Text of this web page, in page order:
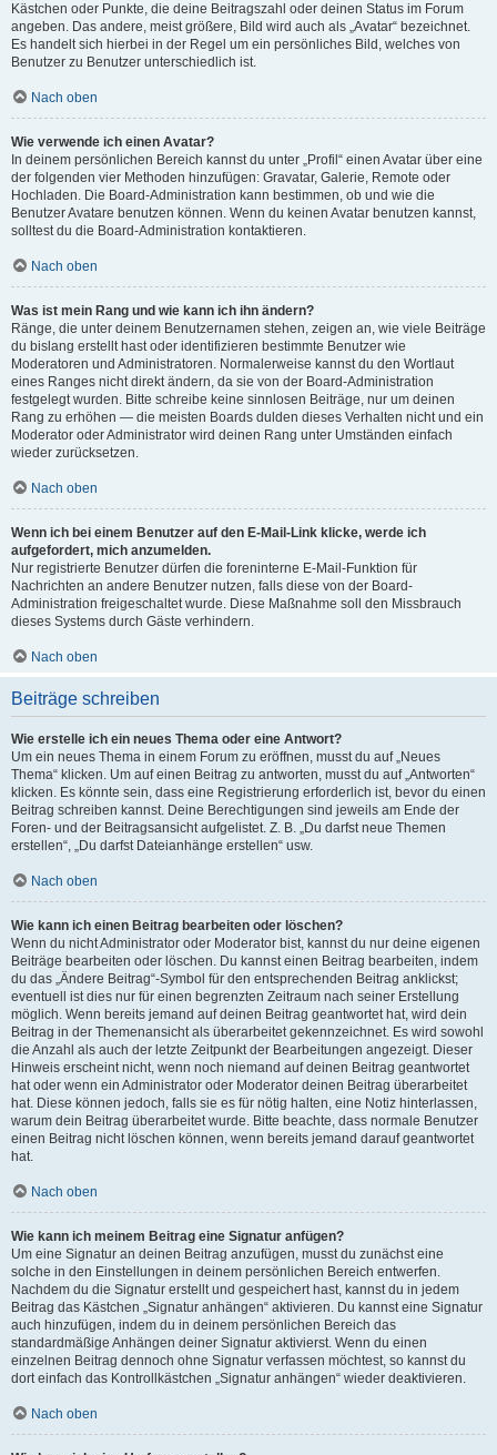
Kästchen oder Punkte, die deine Beitragszahl oder deinen Status im Forum
angeben. Das andere, meist größere, Bild wird auch als „Avatar“ bezeichnet.
Es handelt sich hierbei in der Regel um ein persönliches Bild, welches von
Benutzer zu Benutzer unterschiedlich ist.
Nach oben
Wie verwende ich einen Avatar?
In deinem persönlichen Bereich kannst du unter „Profil“ einen Avatar über eine
der folgenden vier Methoden hinzufügen: Gravatar, Galerie, Remote oder
Hochladen. Die Board-Administration kann bestimmen, ob und wie die
Benutzer Avatare benutzen können. Wenn du keinen Avatar benutzen kannst,
solltest du die Board-Administration kontaktieren.
Nach oben
Was ist mein Rang und wie kann ich ihn ändern?
Ränge, die unter deinem Benutzernamen stehen, zeigen an, wie viele Beiträge
du bislang erstellt hast oder identifizieren bestimmte Benutzer wie
Moderatoren und Administratoren. Normalerweise kannst du den Wortlaut
eines Ranges nicht direkt ändern, da sie von der Board-Administration
festgelegt wurden. Bitte schreibe keine sinnlosen Beiträge, nur um deinen
Rang zu erhöhen — die meisten Boards dulden dieses Verhalten nicht und ein
Moderator oder Administrator wird deinen Rang unter Umständen einfach
wieder zurücksetzen.
Nach oben
Wenn ich bei einem Benutzer auf den E-Mail-Link klicke, werde ich
aufgefordert, mich anzumelden.
Nur registrierte Benutzer dürfen die foreninterne E-Mail-Funktion für
Nachrichten an andere Benutzer nutzen, falls diese von der Board-
Administration freigeschaltet wurde. Diese Maßnahme soll den Missbrauch
dieses Systems durch Gäste verhindern.
Nach oben
Beiträge schreiben
Wie erstelle ich ein neues Thema oder eine Antwort?
Um ein neues Thema in einem Forum zu eröffnen, musst du auf „Neues
Thema“ klicken. Um auf einen Beitrag zu antworten, musst du auf „Antworten“
klicken. Es könnte sein, dass eine Registrierung erforderlich ist, bevor du einen
Beitrag schreiben kannst. Deine Berechtigungen sind jeweils am Ende der
Foren- und der Beitragsansicht aufgelistet. Z. B. „Du darfst neue Themen
erstellen“, „Du darfst Dateianhänge erstellen“ usw.
Nach oben
Wie kann ich einen Beitrag bearbeiten oder löschen?
Wenn du nicht Administrator oder Moderator bist, kannst du nur deine eigenen
Beiträge bearbeiten oder löschen. Du kannst einen Beitrag bearbeiten, indem
du das „Ändere Beitrag“-Symbol für den entsprechenden Beitrag anklickst;
eventuell ist dies nur für einen begrenzten Zeitraum nach seiner Erstellung
möglich. Wenn bereits jemand auf deinen Beitrag geantwortet hat, wird dein
Beitrag in der Themenansicht als überarbeitet gekennzeichnet. Es wird sowohl
die Anzahl als auch der letzte Zeitpunkt der Bearbeitungen angezeigt. Dieser
Hinweis erscheint nicht, wenn noch niemand auf deinen Beitrag geantwortet
hat oder wenn ein Administrator oder Moderator deinen Beitrag überarbeitet
hat. Diese können jedoch, falls sie es für nötig halten, eine Notiz hinterlassen,
warum dein Beitrag überarbeitet wurde. Bitte beachte, dass normale Benutzer
einen Beitrag nicht löschen können, wenn bereits jemand darauf geantwortet
hat.
Nach oben
Wie kann ich meinem Beitrag eine Signatur anfügen?
Um eine Signatur an deinen Beitrag anzufügen, musst du zunächst eine
solche in den Einstellungen in deinem persönlichen Bereich entwerfen.
Nachdem du die Signatur erstellt und gespeichert hast, kannst du in jedem
Beitrag das Kästchen „Signatur anhängen“ aktivieren. Du kannst eine Signatur
auch hinzufügen, indem du in deinem persönlichen Bereich das
standardmäßige Anhängen deiner Signatur aktivierst. Wenn du einen
einzelnen Beitrag dennoch ohne Signatur verfassen möchtest, so kannst du
dort einfach das Kontrollkästchen „Signatur anhängen“ wieder deaktivieren.
Nach oben